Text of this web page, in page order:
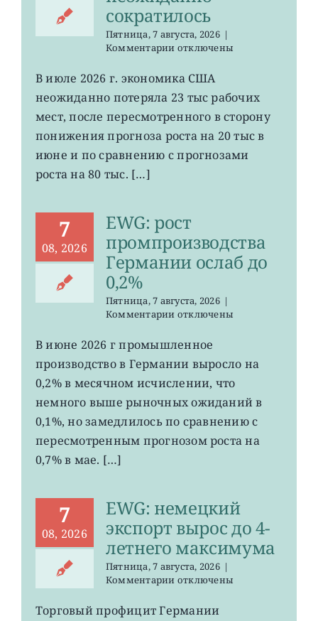
сократилось
Пятница, 7 августа, 2026 |
Комментариик
VOO:
рабочих
мест
США
неожиданно
отключены
В июле 2026 г. экономика США
неожиданно потеряла 23 тыс рабочих
мест, после пересмотренного в сторону
понижения прогноза роста на 20 тыс в
июне и по сравнению с прогнозами
роста на 80 тыс. […]
7
08, 2026
EWG: рост
промпроизводства
Германии ослаб до
0,2%
Пятница, 7 августа, 2026 |
Комментариик
EWG:
рост
промпроизводства
Германии
до
0,2%
отключены
В июне 2026 г промышленное
производство в Германии выросло на
0,2% в месячном исчислении, что
немного выше рыночных ожиданий в
0,1%, но замедлилось по сравнению с
пересмотренным прогнозом роста на
0,7% в мае. […]
7
08, 2026
EWG: немецкий
экспорт вырос до 4-
летнего максимума
Пятница, 7 августа, 2026 |
Комментариик
EWG:
отключены
Торговый профицит Германии